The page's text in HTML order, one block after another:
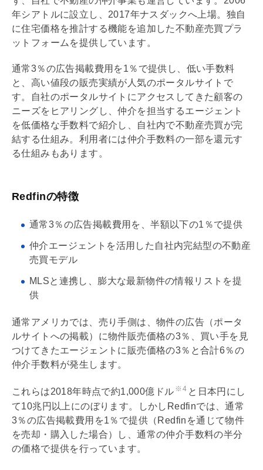
年シアトルに設立し、2017年ナスダックへ上場。独自
に住宅価格を推計する機能を追加した不動産売買プラ
ットフォームを提供しています。
通常3％の広告掲載費用を1％で提供し、低い手数料
と、高い値段の販売実績が人気のポータルサイトで
す。自社のポータルサイトにアクセスしてきた顧客の
ニーズをヒアリングし、仲介を担当するエージェント
を低価格な手数料で紹介し、自社内で不動産売買が完
結する仕組み。利用者には仲介手数料の一部を還元す
る仕組みもあります。
Redfinの特徴
通常3％の広告掲載費用を、半額以下の1％で提供
仲介エージェントを活用した自社内完結型の不動産
売買モデル
MLSと連携し、膨大な最新物件の情報リストを提
供
通常アメリカでは、売り手側は、物件の広告（ポータ
ルサイトへの掲載）に物件販売価格の3％、買い手を見
つけてきたエージェントに販売価格の3％と合計6％の
仲介手数料が発生します。
これらは2018年時点で約1,000億ドル ※4 と日本円にし
て10兆円以上にのぼります。しかしRedfinでは、通常
3％の広告掲載費用を1％で提供（Redfinを通じて物件
を売却・購入した場合）し、通常の仲介手数料の半分
の価格で提供を行っています。